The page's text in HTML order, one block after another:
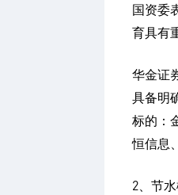
国资委
育具有
华金证
具备明
标的：
恒信息
2、节